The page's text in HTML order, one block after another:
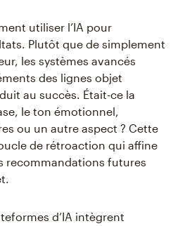
utiliser l’IA pour
Plutôt que de simplement
les systèmes avancés
des lignes objet
au succès. Était-ce la
le ton émotionnel,
ou un autre aspect ? Cette
de rétroaction qui affine
recommandations futures
d’IA intègrent